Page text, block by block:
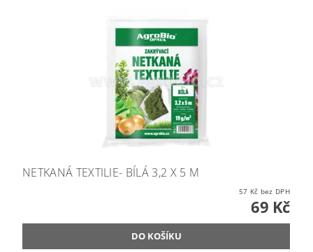
NETKANÁ TEXTILIE- BÍLÁ 3,2 X 5 M
57 Kč bez DPH
69 Kč